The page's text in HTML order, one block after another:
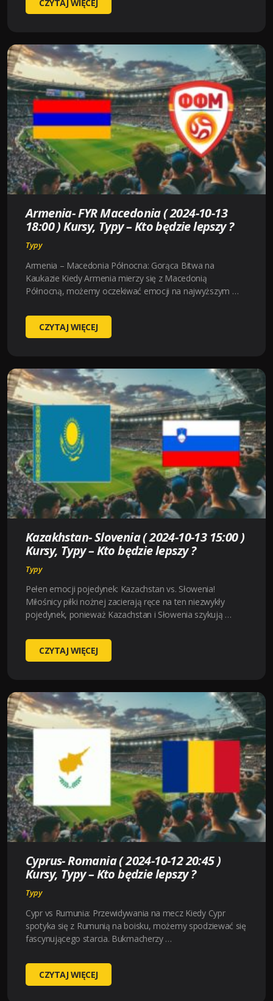
FINLAND-
ENGLAND
2024-
10-
18:00
)
KURSY,
TYPY
–
KTO
BĘDZIE
LEPSZY
CZYTAJ WIĘCEJ
Armenia- FYR Macedonia ( 2024-10-13
18:00 ) Kursy, Typy – Kto będzie lepszy ?
Typy
Armenia – Macedonia Północna: Gorąca Bitwa na
Kaukazie Kiedy Armenia mierzy się z Macedonią
Północną, możemy oczekiwać emocji na najwyższym …
ARMENIA-
FYR
(
2024-
10-
13
18:00
)
KURSY,
TYPY
–
KTO
BĘDZIE
LEPSZY
?
CZYTAJ WIĘCEJ
Kazakhstan- Slovenia ( 2024-10-13 15:00 )
Kursy, Typy – Kto będzie lepszy ?
Typy
Pełen emocji pojedynek: Kazachstan vs. Słowenia!
Miłośnicy piłki nożnej zacierają ręce na ten niezwykły
pojedynek, ponieważ Kazachstan i Słowenia szykują …
KAZAKHSTAN-
SLOVENIA
2024-
10-
KURSY,
KTO
BĘDZIE
LEPSZY
CZYTAJ WIĘCEJ
Cyprus- Romania ( 2024-10-12 20:45 )
Kursy, Typy – Kto będzie lepszy ?
Typy
Cypr vs Rumunia: Przewidywania na mecz Kiedy Cypr
spotyka się z Rumunią na boisku, możemy spodziewać się
fascynującego starcia. Bukmacherzy …
CYPRUS-
ROMANIA
CZYTAJ WIĘCEJ